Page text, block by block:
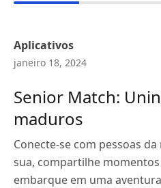
Aplicativos
janeiro 18, 2024
Senior Match:
maduros
Conecte-se com pessoas
sua, compartilhe
embarque em uma